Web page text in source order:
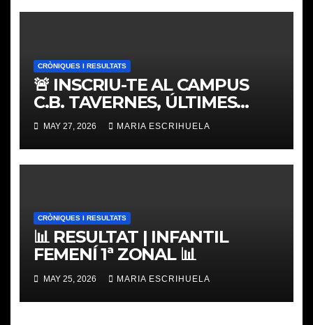
CRÒNIQUES I RESULTATS
🚨 INSCRIU-TE AL CAMPUS
C.B. TAVERNES, ÚLTIMES
PLACES
MAY 27, 2026 MARIA ESCRIHUELA
CRÒNIQUES I RESULTATS
📊 RESULTAT | INFANTIL
FEMENÍ 1ª ZONAL 📊
MAY 25, 2026 MARIA ESCRIHUELA